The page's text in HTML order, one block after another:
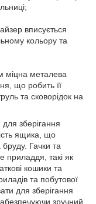
вписується
кольору та
міцна металева
що робить її
та сковорідок на
зберігання
ящика, що
Гачки та
приладдя, такі як
кошики та
та побутової
для зберігання
зручний